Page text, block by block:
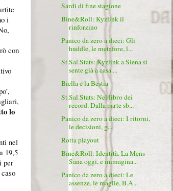
i
con
lo
nel
19,5
per
Sardi di fine stagione
Bine&Roll: Kyzlink il
rinforzino
Panico da zero a dieci: Gli
huddle, le metafore, l...
St.Sal.Stats: Kyzlink a Siena si
sente già a casa....
Biella e la Bestia
St.Sal.Stats: Nel libro dei
record. Dalla parte sb...
Panico da zero a dieci: I ritorni,
le decisioni, g...
Rotta playout
Bine&Roll: Identità. La Mens
Sana oggi, e immagina...
Panico da zero a dieci: Le
assenze, le maglie, B.A...